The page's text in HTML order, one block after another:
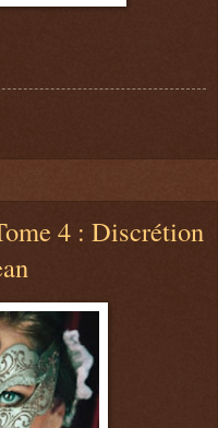
4 : Discrétion